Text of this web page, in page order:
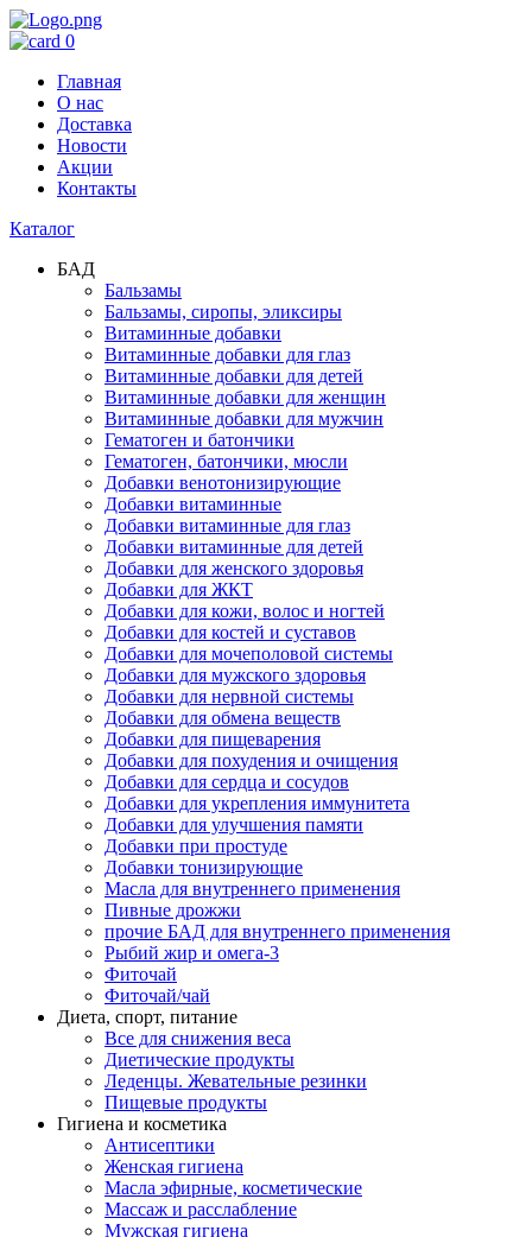
0
Главная
О нас
Доставка
Новости
Акции
Контакты
Каталог
БАД
Бальзамы
Бальзамы, сиропы, эликсиры
Витаминные добавки
Витаминные добавки для глаз
Витаминные добавки для детей
Витаминные добавки для женщин
Витаминные добавки для мужчин
Гематоген и батончики
Гематоген, батончики, мюсли
Добавки венотонизирующие
Добавки витаминные
Добавки витаминные для глаз
Добавки витаминные для детей
Добавки для женского здоровья
Добавки для ЖКТ
Добавки для кожи, волос и ногтей
Добавки для костей и суставов
Добавки для мочеполовой системы
Добавки для мужского здоровья
Добавки для нервной системы
Добавки для обмена веществ
Добавки для пищеварения
Добавки для похудения и очищения
Добавки для сердца и сосудов
Добавки для укрепления иммунитета
Добавки для улучшения памяти
Добавки при простуде
Добавки тонизирующие
Масла для внутреннего применения
Пивные дрожжи
прочие БАД для внутреннего применения
Рыбий жир и омега-3
Фиточай
Фиточай/чай
Диета, спорт, питание
Все для снижения веса
Диетические продукты
Леденцы. Жевательные резинки
Пищевые продукты
Гигиена и косметика
Антисептики
Женская гигиена
Масла эфирные, косметические
Массаж и расслабление
Мужская гигиена